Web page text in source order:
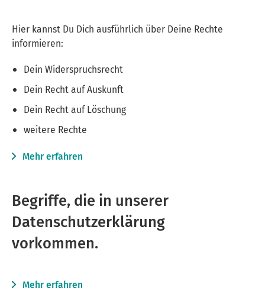
Hier kannst Du Dich ausführlich über Deine Rechte
informieren:
Dein Widerspruchsrecht
Dein Recht auf Auskunft
Dein Recht auf Löschung
weitere Rechte
Mehr erfahren
Begriffe, die in unserer
Datenschutzerklärung
vorkommen.
Mehr erfahren